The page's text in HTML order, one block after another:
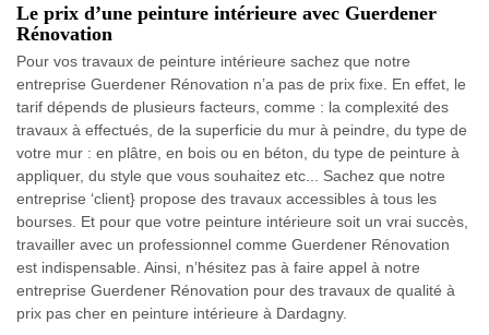
Le prix d’une peinture intérieure avec Guerdener
Rénovation
Pour vos travaux de peinture intérieure sachez que notre
entreprise Guerdener Rénovation n’a pas de prix fixe. En effet, le
tarif dépends de plusieurs facteurs, comme : la complexité des
travaux à effectués, de la superficie du mur à peindre, du type de
votre mur : en plâtre, en bois ou en béton, du type de peinture à
appliquer, du style que vous souhaitez etc... Sachez que notre
entreprise ‘client} propose des travaux accessibles à tous les
bourses. Et pour que votre peinture intérieure soit un vrai succès,
travailler avec un professionnel comme Guerdener Rénovation
est indispensable. Ainsi, n’hésitez pas à faire appel à notre
entreprise Guerdener Rénovation pour des travaux de qualité à
prix pas cher en peinture intérieure à Dardagny.